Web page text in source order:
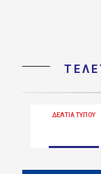
ΔΕΛΤΙΑ ΤΥΠΟΥ